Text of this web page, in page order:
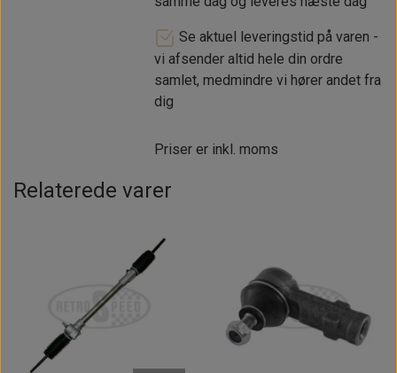
Se aktuel leveringstid på varen -
vi afsender altid hele din ordre
samlet, medmindre vi hører andet fra
dig
Priser er inkl. moms
Relaterede varer